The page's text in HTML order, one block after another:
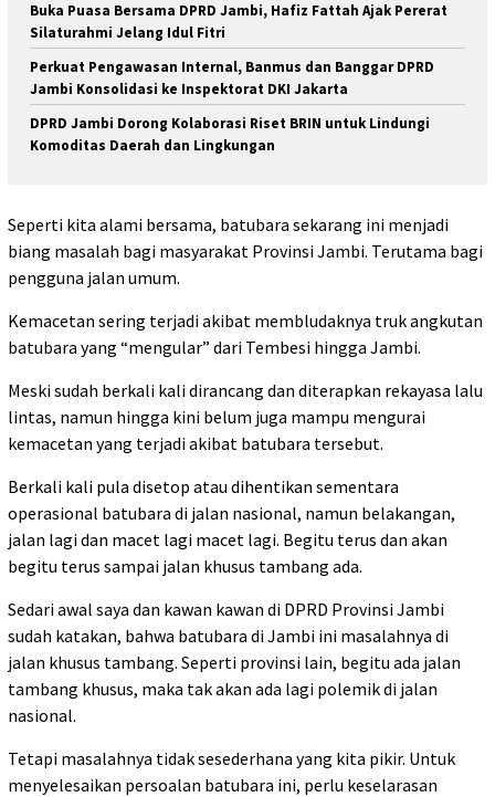
Buka Puasa Bersama DPRD Jambi, Hafiz Fattah Ajak Pererat
Silaturahmi Jelang Idul Fitri
Perkuat Pengawasan Internal, Banmus dan Banggar DPRD
Jambi Konsolidasi ke Inspektorat DKI Jakarta
DPRD Jambi Dorong Kolaborasi Riset BRIN untuk Lindungi
Komoditas Daerah dan Lingkungan
Seperti kita alami bersama, batubara sekarang ini menjadi
biang masalah bagi masyarakat Provinsi Jambi. Terutama bagi
pengguna jalan umum.
Kemacetan sering terjadi akibat membludaknya truk angkutan
batubara yang “mengular” dari Tembesi hingga Jambi.
Meski sudah berkali kali dirancang dan diterapkan rekayasa lalu
lintas, namun hingga kini belum juga mampu mengurai
kemacetan yang terjadi akibat batubara tersebut.
Berkali kali pula disetop atau dihentikan sementara
operasional batubara di jalan nasional, namun belakangan,
jalan lagi dan macet lagi macet lagi. Begitu terus dan akan
begitu terus sampai jalan khusus tambang ada.
Sedari awal saya dan kawan kawan di DPRD Provinsi Jambi
sudah katakan, bahwa batubara di Jambi ini masalahnya di
jalan khusus tambang. Seperti provinsi lain, begitu ada jalan
tambang khusus, maka tak akan ada lagi polemik di jalan
nasional.
Tetapi masalahnya tidak sesederhana yang kita pikir. Untuk
menyelesaikan persoalan batubara ini, perlu keselarasan